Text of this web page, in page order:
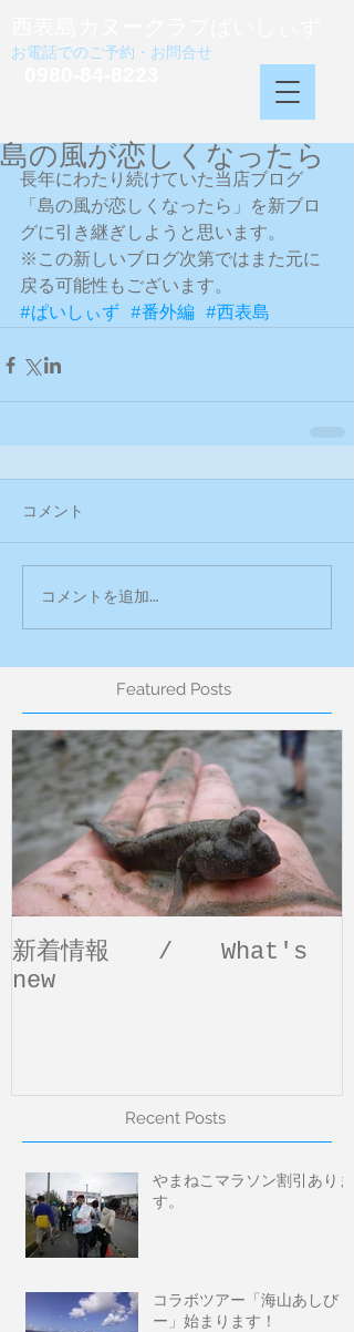
お電話でのご予約・お問合せ
島の風が恋しくなったら
長年にわたり続けていた当店ブログ
「島の風が恋しくなったら」を新ブロ
グに引き継ぎしようと思います。
※この新しいブログ次第ではまた元に
戻る可能性もございます。
#ぱいしぃず #番外編 #西表島
コメント
コメントを追加…
Featured Posts
新着情報 / What's
new
Recent Posts
やまねこマラソン割引ありま
す。
コラボツアー「海山あしび
ー」始まります！